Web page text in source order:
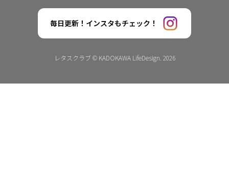
毎日更新！インスタもチェック！
レタスクラブ © KADOKAWA LifeDesign. 2026